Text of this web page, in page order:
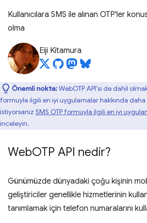
Kullanıcılara SMS ile alınan OTP'ler
olma
Eiji Kitamura
Önemli nokta:WebOTP API'si de dahil
formuyla ilgili en iyi uygulamalar hakkında
istiyorsanız SMS OTP formuyla ilgili en iyi
inceleyin.
WebOTP API nedir?
Günümüzde dünyadaki çoğu kişinin
geliştiriciler genellikle hizmetlerinin
tanımlamak için telefon numaralarını